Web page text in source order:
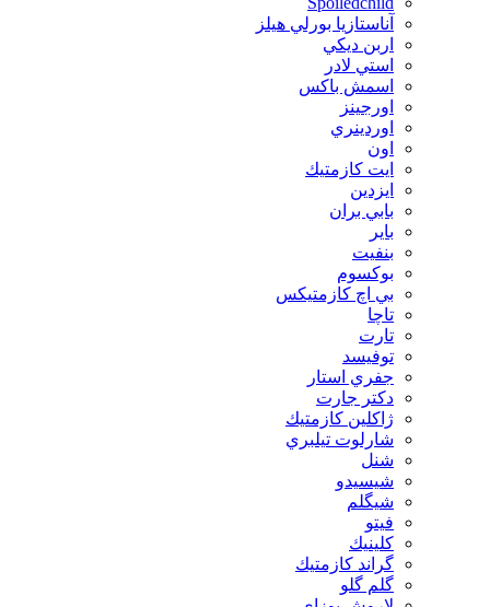
آناستازيا بورلي هيلز
اربن ديكي
استي لادر
اسمش باكس
اورجينز
اوردينري
اون
ايت كازمتيك
ايزدين
بابي بران
بایر
بنفيت
بوكسوم
بي اچ كازمتيكس
تاچا
تارت
توفيسد
جفري استار
دكتر جارت
ژاكلين كازمتيك
شارلوت تيلبري
شنل
شيسيدو
شیگلم
فيتو
كلينيك
گراند كازمتيك
گلم گلو